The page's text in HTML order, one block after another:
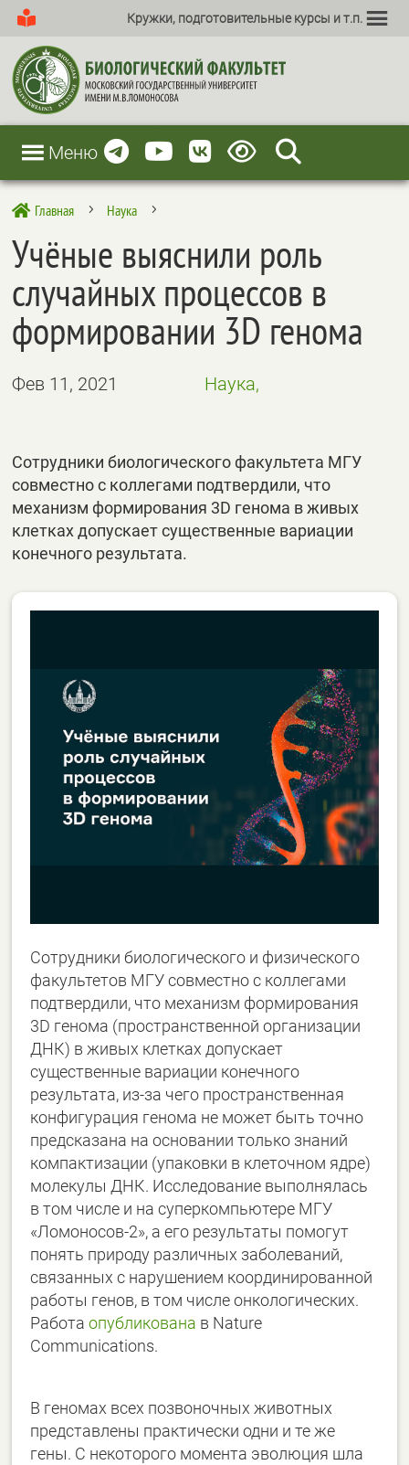
Кружки, подготовительные курсы и т.п.
Меню
 Главная 5 Наука 5
Учёные выяснили роль
случайных процессов в
формировании 3D генома
Фев 11, 2021 Наука,
Сотрудники биологического факультета МГУ
совместно с коллегами подтвердили, что
механизм формирования 3D генома в живых
клетках допускает существенные вариации
конечного результата.
Сотрудники биологического и физического
факультетов МГУ совместно с коллегами
подтвердили, что механизм формирования
3D генома (пространственной организации
ДНК) в живых клетках допускает
существенные вариации конечного
результата, из-за чего пространственная
конфигурация генома не может быть точно
предсказана на основании только знаний
компактизации (упаковки в клеточном ядре)
молекулы ДНК. Исследование выполнялась
в том числе и на суперкомпьютере МГУ
«Ломоносов-2», а его результаты помогут
понять природу различных заболеваний,
связанных с нарушением координированной
работы генов, в том числе онкологических.
Работаопубликована в Nature
Communications.
В геномах всех позвоночных животных
представлены практически одни и те же
гены. С некоторого момента эволюция шла